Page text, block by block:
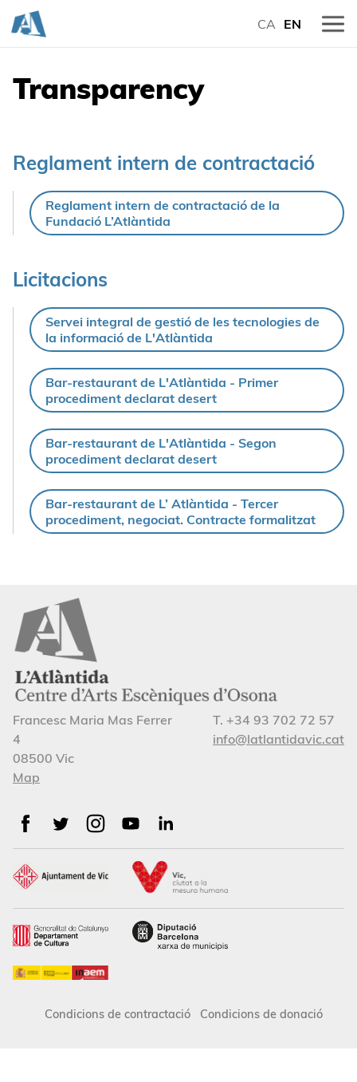
CA EN
Transparency
Reglament intern de contractació
Reglament intern de contractació de la
Fundació L’Atlàntida
Licitacions
Servei integral de gestió de les tecnologies de
la informació de L'Atlàntida
Bar-restaurant de L'Atlàntida - Primer
procediment declarat desert
Bar-restaurant de L'Atlàntida - Segon
procediment declarat desert
Bar-restaurant de L’ Atlàntida - Tercer
procediment, negociat. Contracte formalitzat
Francesc Maria Mas Ferrer
4
08500 Vic
Map
T. +34 93 702 72 57
info@latlantidavic.cat
Condicions de contractació Condicions de donació